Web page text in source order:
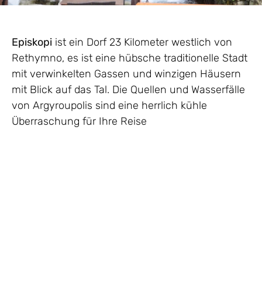
Episkopi ist ein Dorf 23 Kilometer westlich von
Rethymno, es ist eine hübsche traditionelle Stadt
mit verwinkelten Gassen und winzigen Häusern
mit Blick auf das Tal. Die Quellen und Wasserfälle
von Argyroupolis sind eine herrlich kühle
Überraschung für Ihre Reise